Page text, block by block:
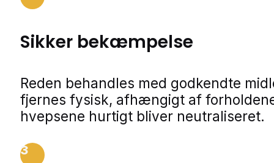
Sikker bekæmpelse
Reden behandles med godkendte
fjernes fysisk, afhængigt af
hvepsene hurtigt bliver neutraliseret.
3